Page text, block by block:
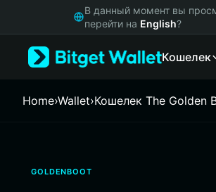
Русский
Italiano
繁體中文
В данный момент вы
перейти на English?
Кошелек
Home›Wallet›Кошелек The Golden
GOLDENBOOT